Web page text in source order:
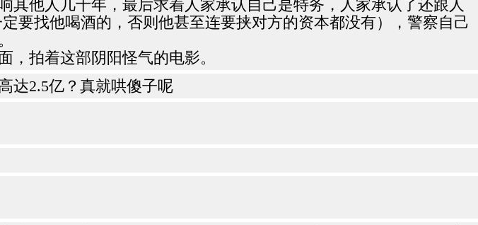
他人几十年，最后求着人家承认自己是特务，人家承认了还跟人
要找他喝酒的，否则他甚至连要挟对方的资本都没有），警察自己
拍着这部阴阳怪气的电影。
达2.5亿？真就哄傻子呢